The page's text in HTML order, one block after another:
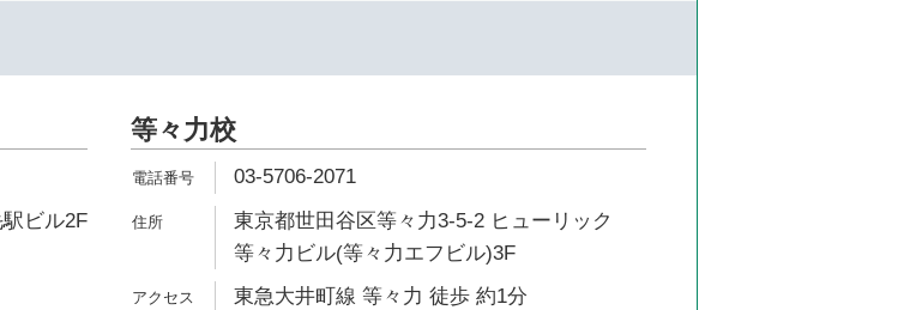
ビル2F
等々力校
03-5706-2071
東京都世田谷区等々力3-5-2 ヒューリック
等々力ビル(等々力エフビル)3F
東急大井町線 等々力 徒歩 約1分